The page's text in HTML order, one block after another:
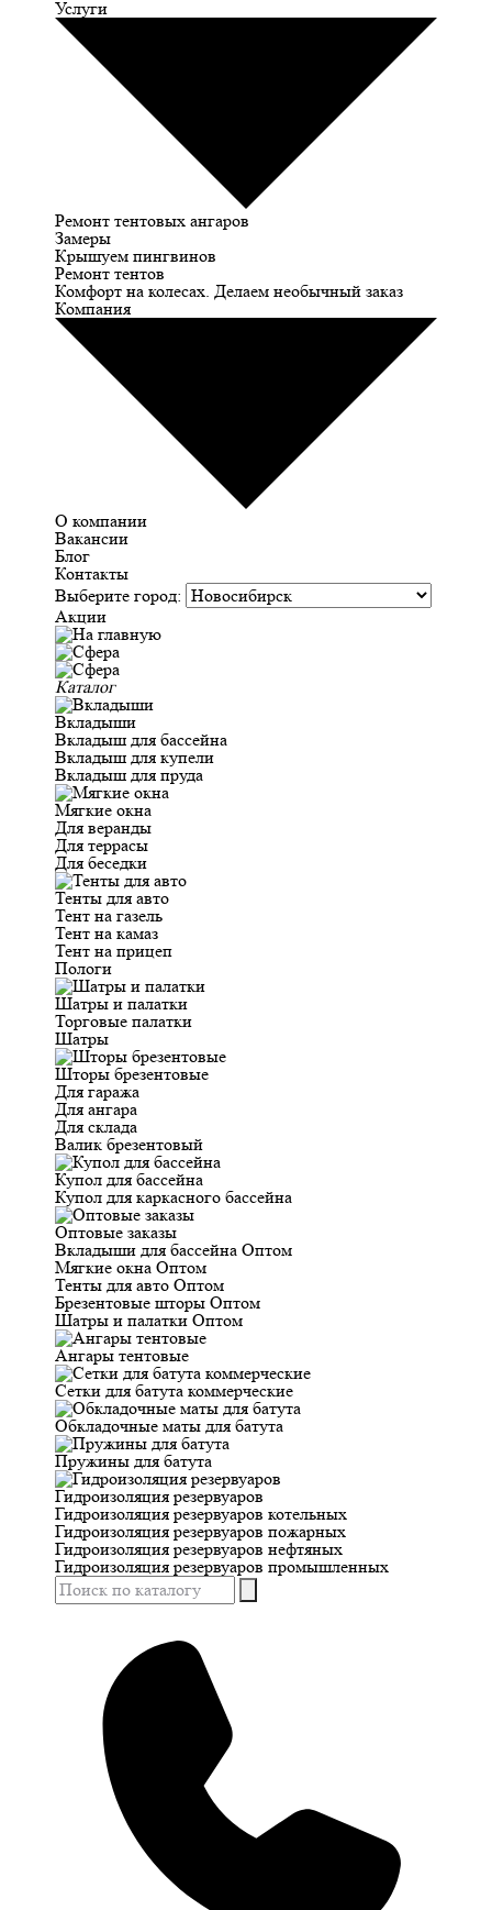
Услуги
Ремонт тентовых ангаров
Замеры
Крышуем пингвинов
Ремонт тентов
Комфорт на колесах. Делаем необычный заказ
Компания
О компании
Вакансии
Блог
Контакты
Выберите город:
Акции
Каталог
Вкладыши
Вкладыш для бассейна
Вкладыш для купели
Вкладыш для пруда
Мягкие окна
Для веранды
Для террасы
Для беседки
Тенты для авто
Тент на газель
Тент на камаз
Тент на прицеп
Пологи
Шатры и палатки
Торговые палатки
Шатры
Шторы брезентовые
Для гаража
Для ангара
Для склада
Валик брезентовый
Купол для бассейна
Купол для каркасного бассейна
Оптовые заказы
Вкладыши для бассейна Оптом
Мягкие окна Оптом
Тенты для авто Оптом
Брезентовые шторы Оптом
Шатры и палатки Оптом
Ангары тентовые
Сетки для батута коммерческие
Обкладочные маты для батута
Пружины для батута
Гидроизоляция резервуаров
Гидроизоляция резервуаров котельных
Гидроизоляция резервуаров пожарных
Гидроизоляция резервуаров нефтяных
Гидроизоляция резервуаров промышленных